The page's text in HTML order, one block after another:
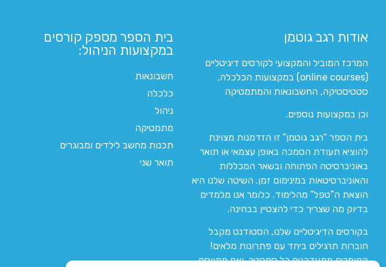
אודות רגב גוטמן
המרכז המוביל והמקצועי לקורסים דיגיטליים
(online courses) במקצועות הכלכלה,
סטטיסטיקה, החשבונאות והמתמטיקה
וכן במקצועות נוספים.
בית הספר “רגב גוטמן” זו הזדמנות מצוינת
להוציא תעודת הסמכה באופן עצמאי או תואר
באוניברסיטה הפתוחה ובשאר המכללות
והאוניברסיטאות במינימום זמן. השיטה שלנו היא
הוצאת ה”טפל” מהלימוד. כלומר אנו מלמדים
בדיוק מה שצריך כדי להצטיין בבחינה.
בקורסים הדיגיטליים שלנו, הסטודנט מקבל
חוברות תרגילים ביחד עם פתרונות מלאים!
החומרים מתעדכנים כל סמסטר, ואם מתווסף
בית הספר מספק קורסים
במקצועות הניהול:
חשבונאות
כלכלה
ניהול
מתמטיקה
תכנות מחשב לילדים ומבוגרים
תואר שני